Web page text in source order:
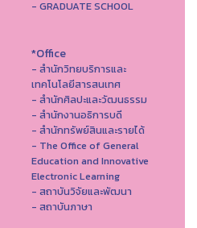
- GRADUATE SCHOOL
*Office
- สำนักวิทยบริการและ
เทคโนโลยีสารสนเทศ
- สํานักศิลปะและวัฒนธรรม
- สำนักงานอธิการบดี
- สำนักทรัพย์สินและรายได้
- The Office of General
Education and Innovative
Electronic Learning
- สถาบันวิจัยและพัฒนา
- สถาบันภาษา